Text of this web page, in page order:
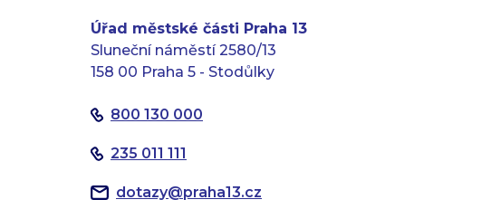
Úřad městské části Praha 13
Sluneční náměstí 2580/13
158 00 Praha 5 - Stodůlky
800 130 000
235 011 111
dotazy@praha13.cz